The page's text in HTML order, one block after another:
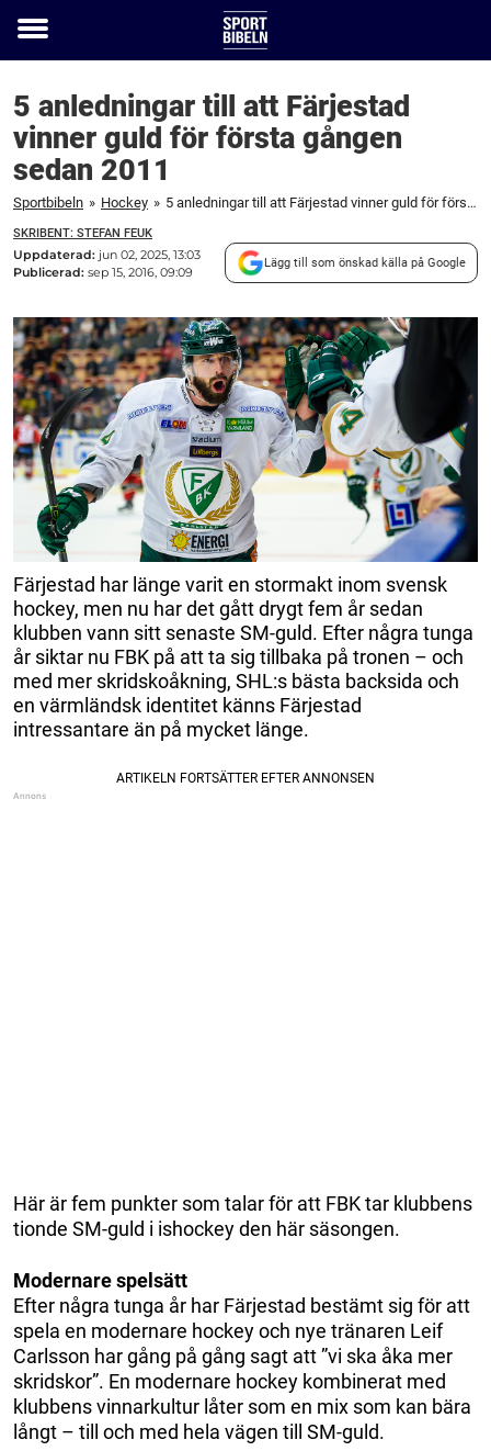
Toggle
5 anledningar till att Färjestad
vinner guld för första gången
sedan 2011
Sportbibeln » Hockey » 5 anledningar till att Färjestad vinner guld för första gången sedan 2011
SKRIBENT: STEFAN FEUK
Uppdaterad: jun 02, 2025, 13:03
Publicerad: sep 15, 2016, 09:09
Lägg till som önskad källa på Google
Färjestad har länge varit en stormakt inom svensk
hockey, men nu har det gått drygt fem år sedan
klubben vann sitt senaste SM-guld. Efter några tunga
år siktar nu FBK på att ta sig tillbaka på tronen – och
med mer skridskoåkning, SHL:s bästa backsida och
en värmländsk identitet känns Färjestad
intressantare än på mycket länge.
Här är fem punkter som talar för att FBK tar klubbens
tionde SM-guld i ishockey den här säsongen.
Modernare spelsätt
Efter några tunga år har Färjestad bestämt sig för att
spela en modernare hockey och nye tränaren Leif
Carlsson har gång på gång sagt att ”vi ska åka mer
skridskor”. En modernare hockey kombinerat med
klubbens vinnarkultur låter som en mix som kan bära
långt – till och med hela vägen till SM-guld.